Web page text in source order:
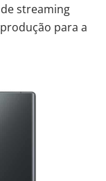
streaming
para a